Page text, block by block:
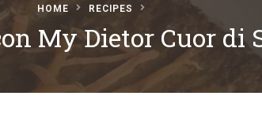
HOME RECIPES
My Dietor Cuor di